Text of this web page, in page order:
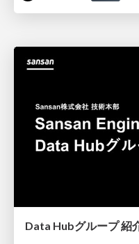
Data Hubグループ 紹